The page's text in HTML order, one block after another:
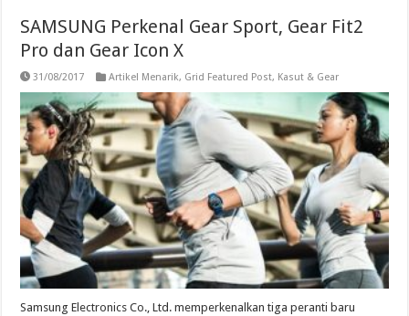
SAMSUNG Perkenal Gear Sport, Gear Fit2
Pro dan Gear Icon X
31/08/2017 Artikel Menarik, Grid Featured Post, Kasut & Gear
Samsung Electronics Co., Ltd. memperkenalkan tiga peranti baru